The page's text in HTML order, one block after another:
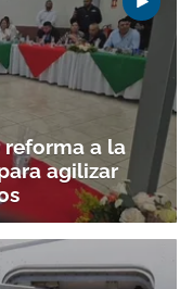
ACEPTAR
a la
agilizar